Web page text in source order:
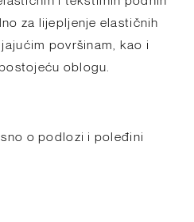
za lijepljenje elastičnih
površinam, kao i
oblogu.
o podlozi i poleđini